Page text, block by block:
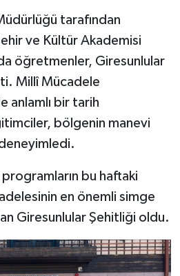
tarafından
ve Kültür Akademisi
öğretmenler, Giresunlular
Millî Mücadele
anlamlı bir tarih
bölgenin manevi
bu haftaki
en önemli simge
Giresunlular Şehitliği oldu.